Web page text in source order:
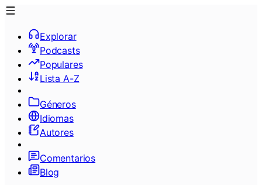
Explorar
Podcasts
Populares
Lista A-Z
Géneros
Idiomas
Autores
Comentarios
Blog